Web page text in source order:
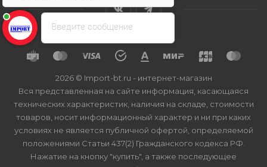
2026 © Import-bt.ru - интернет-магазин
Вся представленная на сайте информация, касающаяся
технических характеристик, наличия на складе, стоимости
товаров, носит информационный характер и ни при каких
условиях не является публичной офертой, определяемой
положениями Статьи 437(2) Гражданского кодекса РФ.
Нажатие на кнопку "купить", а также последующее
Введите сообщение